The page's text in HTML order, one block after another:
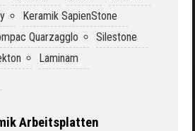
Keramik SapienStone
Quarzagglo
Silestone
Laminam
Arbeitsplatten